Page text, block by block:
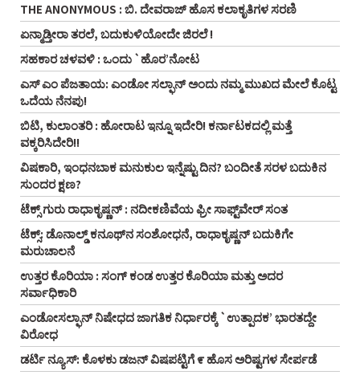
THE ANONYMOUS : ಬಿ. ದೇವರಾಜ್ ಹೊಸ ಕಲಾಕೃತಿಗಳ ಸರಣಿ
ಏನ್ಮಾಡ್ತೀರಾ ತರಲೆ, ಬದುಕುಳಿಯೋದೇ ಜಿರಲೆ !
ಸಹಕಾರ ಚಳವಳಿ : ಒಂದು `ಹೊರ’ನೋಟ
ಎಸ್ ಎಂ ಪೆಜತಾಯ: ಎಂಡೋ ಸಲ್ಫಾನ್ ಅಂದು ನಮ್ಮ ಮುಖದ ಮೇಲೆ ಕೊಟ್ಟ
ಒದೆಯ ನೆನಪು!
ಬಿಟಿ, ಕುಲಾಂತರಿ : ಹೋರಾಟ ಇನ್ನೂ ಇದೇರಿ! ಕರ್ನಾಟಕದಲ್ಲಿ ಮತ್ತೆ
ವಕ್ಕರಿಸಿದೇರಿ!!
ವಿಷಕಾರಿ, ಇಂಧನಬಾಕ ಮನುಕುಲ ಇನ್ನೆಷ್ಟು ದಿನ? ಬಂದೀತೆ ಸರಳ ಬದುಕಿನ
ಸುಂದರ ಕ್ಷಣ?
ಟೆಕ್ಸ್ ಗುರು ರಾಧಾಕೃಷ್ಣನ್ : ನದೀಕಣಿವೆಯ ಫ್ರೀ ಸಾಫ್ಟ್‌ವೇರ್ ಸಂತ
ಟೆಕ್ಸ್: ಡೊನಾಲ್ಡ್ ಕನೂಥ್‌ನ ಸಂಶೋಧನೆ, ರಾಧಾಕೃಷ್ಣನ್ ಬದುಕಿಗೇ
ಮರುಚಾಲನೆ
ಉತ್ತರ ಕೊರಿಯಾ : ಸಂಗ್ ಕಂಡ ಉತ್ತರ ಕೊರಿಯಾ ಮತ್ತು ಅದರ
ಸರ್ವಾಧಿಕಾರಿ
ಎಂಡೋಸಲ್ಫಾನ್ ನಿಷೇಧದ ಜಾಗತಿಕ ನಿರ್ಧಾರಕ್ಕೆ `ಉತ್ಪಾದಕ’ ಭಾರತದ್ದೇ
ವಿರೋಧ
ಡರ್ಟಿ ನ್ಯೂಸ್: ಕೊಳಕು ಡಜನ್ ವಿಷಪಟ್ಟಿಗೆ ೯ ಹೊಸ ಅರಿಷ್ಟಗಳ ಸೇರ್ಪಡೆ